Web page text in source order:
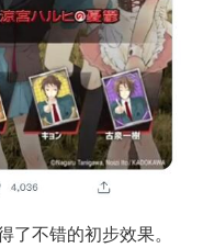
了不错的初步效果。